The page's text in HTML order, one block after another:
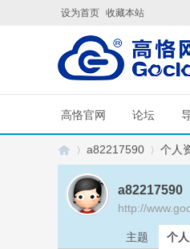
设为首页 收藏本站
高恪官网 论坛
a82217590 个人
a82217590
http://
主题 个